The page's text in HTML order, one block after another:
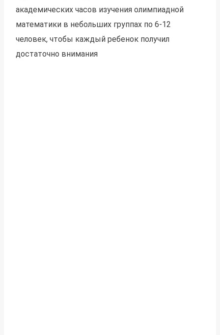
академических часов изучения олимпиадной
математики в небольших группах по 6-12
человек, чтобы каждый ребенок получил
достаточно внимания